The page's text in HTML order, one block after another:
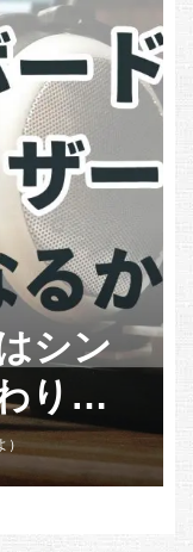
シン
りに